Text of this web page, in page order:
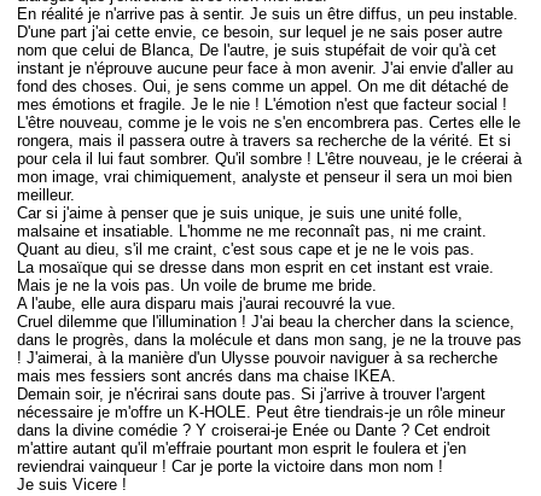
En réalité je n'arrive pas à sentir. Je suis un être diffus, un peu instable.
D'une part j'ai cette envie, ce besoin, sur lequel je ne sais poser autre
nom que celui de Blanca, De l'autre, je suis stupéfait de voir qu'à cet
instant je n'éprouve aucune peur face à mon avenir. J'ai envie d'aller au
fond des choses. Oui, je sens comme un appel. On me dit détaché de
mes émotions et fragile. Je le nie ! L'émotion n'est que facteur social !
L'être nouveau, comme je le vois ne s'en encombrera pas. Certes elle le
rongera, mais il passera outre à travers sa recherche de la vérité. Et si
pour cela il lui faut sombrer. Qu'il sombre ! L'être nouveau, je le créerai à
mon image, vrai chimiquement, analyste et penseur il sera un moi bien
meilleur.
Car si j'aime à penser que je suis unique, je suis une unité folle,
malsaine et insatiable. L'homme ne me reconnaît pas, ni me craint.
Quant au dieu, s'il me craint, c'est sous cape et je ne le vois pas.
La mosaïque qui se dresse dans mon esprit en cet instant est vraie.
Mais je ne la vois pas. Un voile de brume me bride.
A l'aube, elle aura disparu mais j'aurai recouvré la vue.
Cruel dilemme que l'illumination ! J'ai beau la chercher dans la science,
dans le progrès, dans la molécule et dans mon sang, je ne la trouve pas
! J'aimerai, à la manière d'un Ulysse pouvoir naviguer à sa recherche
mais mes fessiers sont ancrés dans ma chaise IKEA.
Demain soir, je n'écrirai sans doute pas. Si j'arrive à trouver l'argent
nécessaire je m'offre un K-HOLE. Peut être tiendrais-je un rôle mineur
dans la divine comédie ? Y croiserai-je Enée ou Dante ? Cet endroit
m'attire autant qu'il m'effraie pourtant mon esprit le foulera et j'en
reviendrai vainqueur ! Car je porte la victoire dans mon nom !
Je suis Vicere !